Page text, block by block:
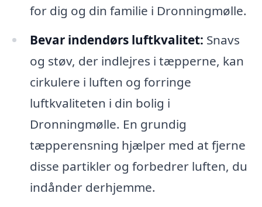
for dig og din familie i Dronningmølle.
Bevar indendørs luftkvalitet: Snavs
og støv, der indlejres i tæpperne, kan
cirkulere i luften og forringe
luftkvaliteten i din bolig i
Dronningmølle. En grundig
tæpperensning hjælper med at fjerne
disse partikler og forbedrer luften, du
indånder derhjemme.